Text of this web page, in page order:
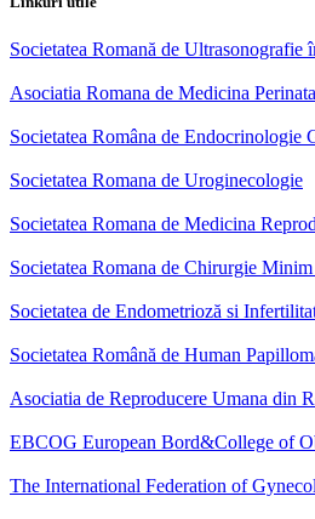
Societatea Romană de Ultrasonografie
Asociatia Romana de Medicina
Societatea Româna de Endocrinologie
Societatea Romana de Uroginecologie
Societatea Romana de Medicina
Societatea Romana de Chirurgie
Societatea de Endometrioză si
Societatea Română de Human
Asociatia de Reproducere Umana din
EBCOG European Bord&College of
The International Federation of